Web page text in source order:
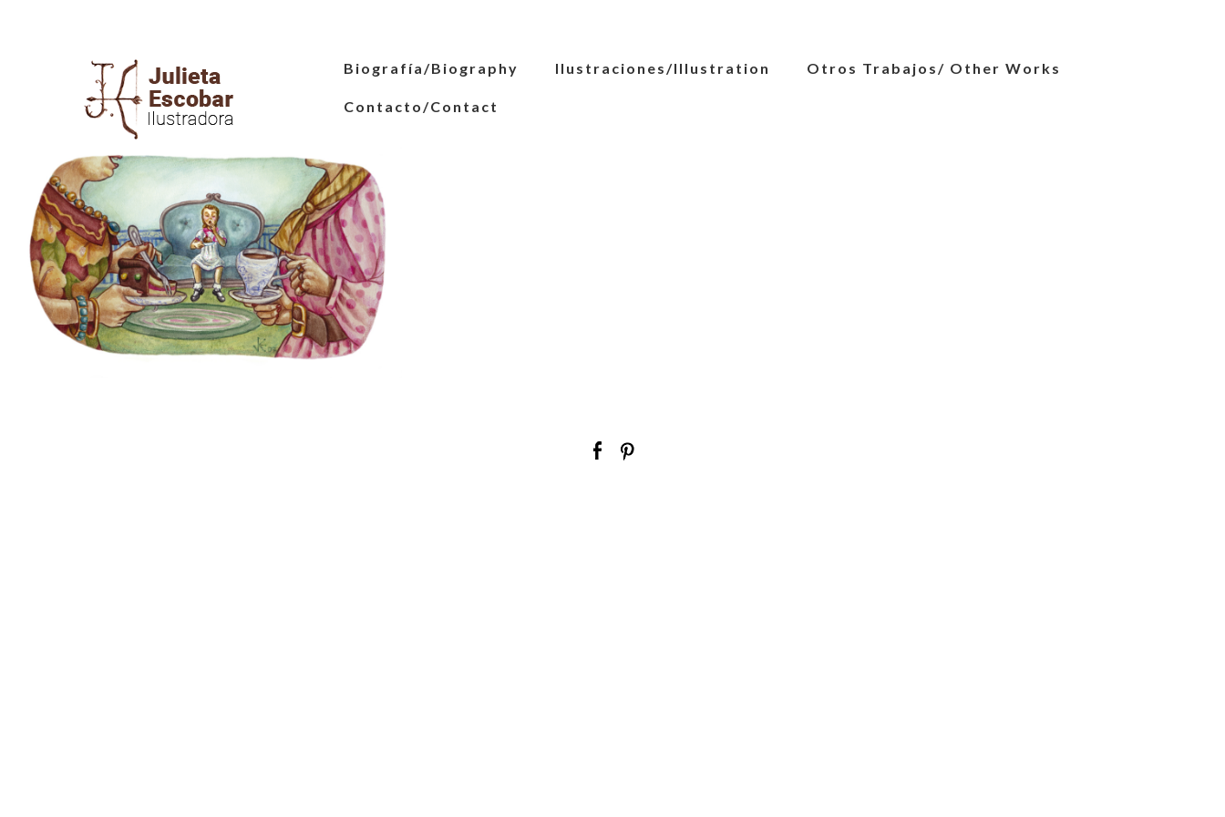
Biografía/Biography Ilustraciones/Illustration Otros Trabajos/ Other Works
Contacto/Contact